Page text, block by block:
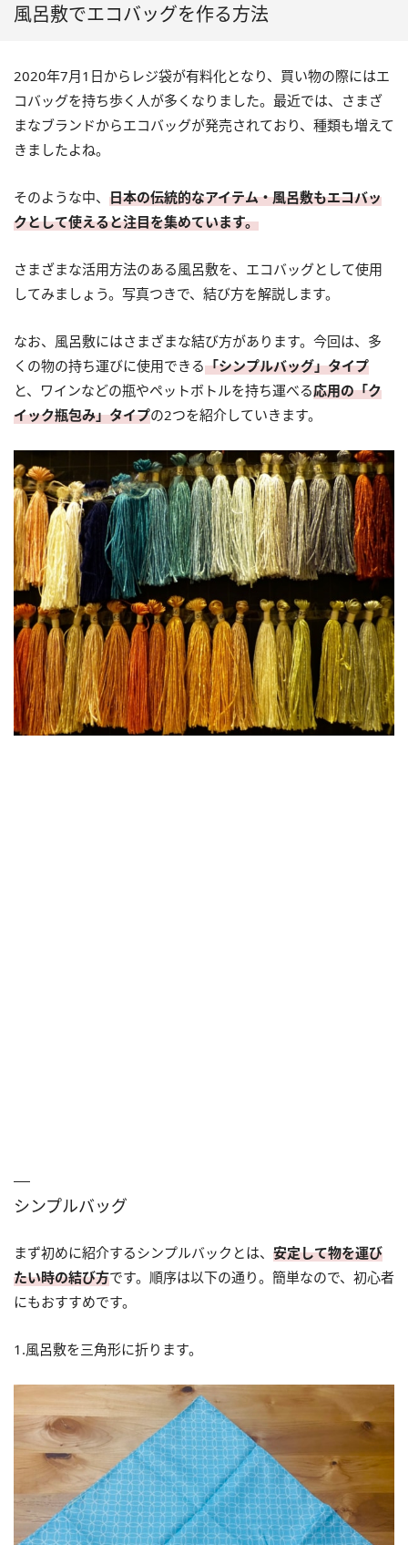
風呂敷でエコバッグを作る方法
2020年7月1日からレジ袋が有料化となり、買い物の際にはエ
コバッグを持ち歩く人が多くなりました。最近では、さまざ
まなブランドからエコバッグが発売されており、種類も増えて
きましたよね。
そのような中、 日本の伝統的なアイテム・風呂敷もエコバッ
クとして使えると注目を集めています。
さまざまな活用方法のある風呂敷を、エコバッグとして使用
してみましょう。写真つきで、結び方を解説します。
なお、風呂敷にはさまざまな結び方があります。今回は、多
くの物の持ち運びに使用できる「シンプルバッグ」タイプ
と、ワインなどの瓶やペットボトルを持ち運べる応用の「ク
イック瓶包み」タイプの2つを紹介していきます。
シンプルバッグ
まず初めに紹介するシンプルバックとは、 安定して物を運び
たい時の結び方です。順序は以下の通り。簡単なので、初心者
にもおすすめです。
1.風呂敷を三角形に折ります。